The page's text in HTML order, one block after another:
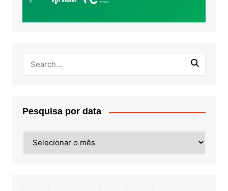
Pesquisa por data
por